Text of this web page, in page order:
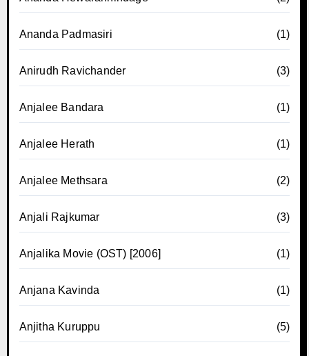
Ananda Padmasiri (1)
Anirudh Ravichander (3)
Anjalee Bandara (1)
Anjalee Herath (1)
Anjalee Methsara (2)
Anjali Rajkumar (3)
Anjalika Movie (OST) [2006] (1)
Anjana Kavinda (1)
Anjitha Kuruppu (5)